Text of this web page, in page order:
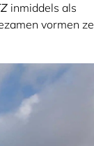
inmiddels als
vormen ze